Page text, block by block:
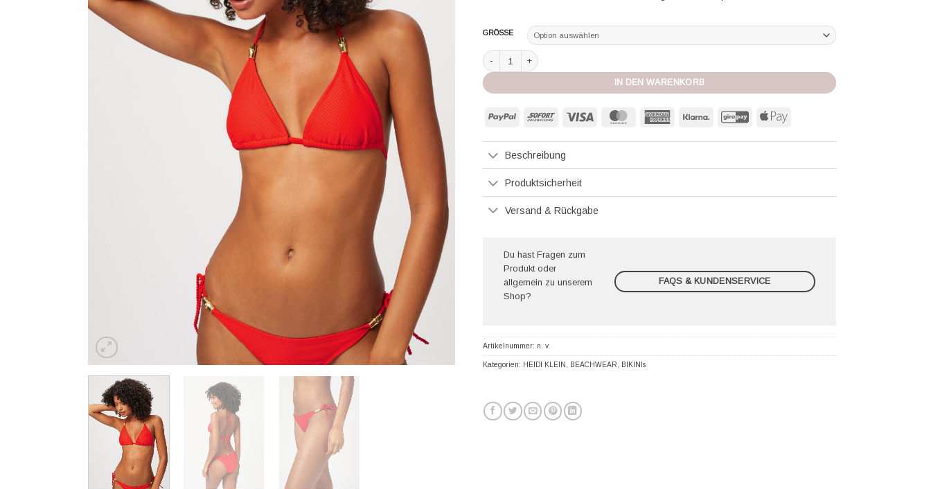
GRÖSSE
Heidi Klein Bikini red Menge
IN DEN WARENKORB
PayPal Sofort Visa MasterCard American
Klarna GiroPay Apple
Beschreibung
Produktsicherheit
Versand & Rückgabe
Du hast Fragen zum
Produkt oder
allgemein zu unserem
Shop?
FAQS & KUNDENSERVICE
Artikelnummer: n. v.
Kategorien: HEIDI KLEIN BEACHWEAR BIKINIs